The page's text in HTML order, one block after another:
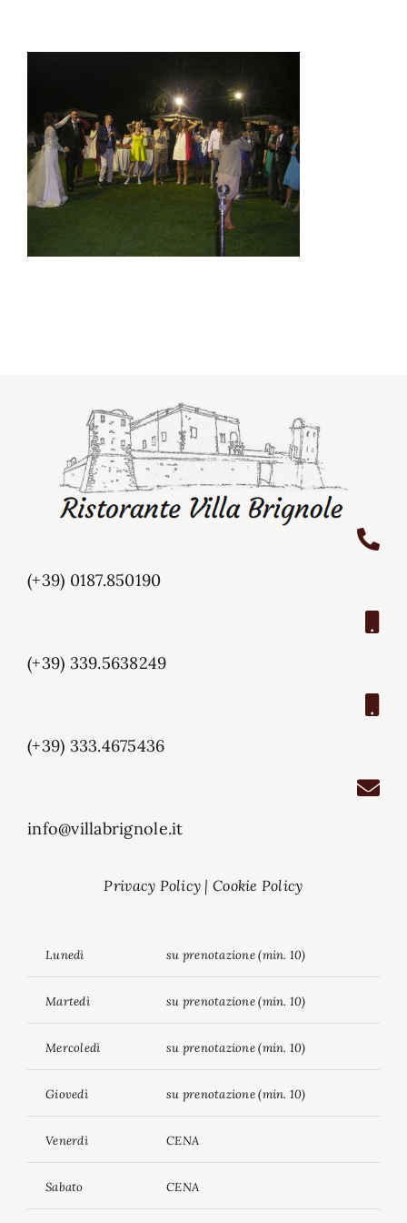
(+39) 0187.850190
(+39) 339.5638249
(+39) 333.4675436
info@villabrignole.it
Privacy Policy |Cookie Policy
Lunedì su prenotazione (min. 10)
Martedì su prenotazione (min. 10)
Mercoledì su prenotazione (min. 10)
Giovedì su prenotazione (min. 10)
Venerdì CENA
Sabato CENA